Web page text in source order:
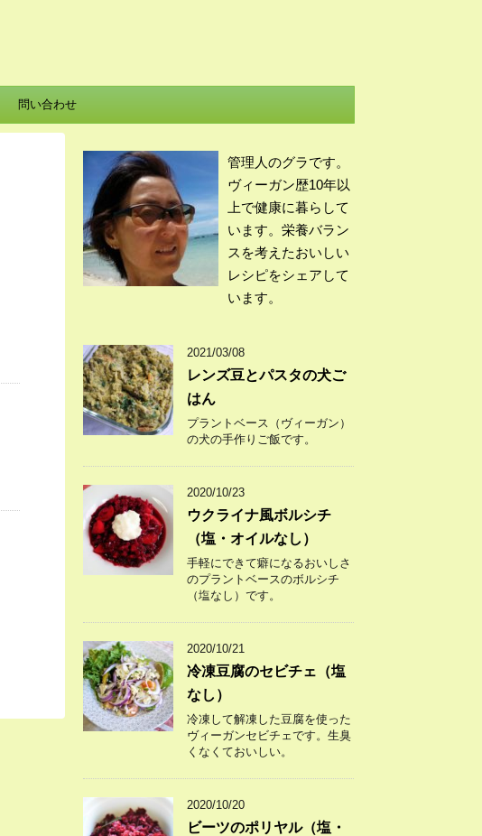
問い合わせ
管理人のグラです。
ヴィーガン歴10年以
上で健康に暮らして
います。栄養バラン
スを考えたおいしい
レシピをシェアして
います。
2021/03/08
レンズ豆とパスタの犬ご
はん
プラントベース（ヴィーガン）
の犬の手作りご飯です。
2020/10/23
ウクライナ風ボルシチ
（塩・オイルなし）
手軽にできて癖になるおいしさ
のプラントベースのボルシチ
（塩なし）です。
2020/10/21
冷凍豆腐のセビチェ（塩
なし）
冷凍して解凍した豆腐を使った
ヴィーガンセビチェです。生臭
くなくておいしい。
2020/10/20
ビーツのポリヤル（塩・